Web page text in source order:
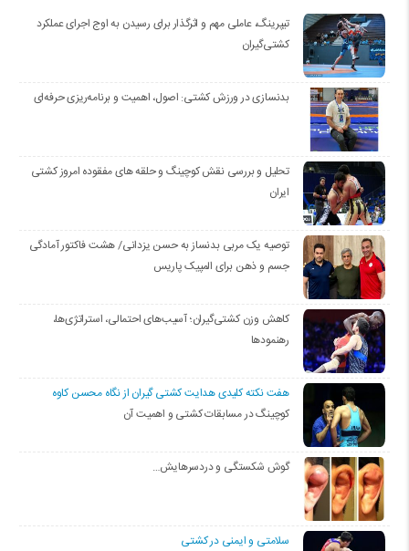
تیپرینگ، عاملی مهم و اثرگذار برای رسیدن به اوج اجرای عملکرد
کشتی‌گیران
بدنسازی در ورزش کشتی: اصول، اهمیت و برنامه‌ریزی حرفه‌ای
تحلیل و بررسی نقش کوچینگ و حلقه های مفقوده امروز کشتی
ایران
توصیه یک مربی بدنساز به حسن یزدانی/ هشت فاکتور آمادگی
جسم و ذهن برای المپیک پاریس
کاهش وزن کشتی‌گیران؛ آسیب‌های احتمالی، استراتژی‌ها،
رهنمودها
هفت نکته کلیدی هدایت کشتی گیران از نگاه محسن کاوه
کوچینگ در مسابقات کشتی و اهمیت آن
گوش شکستگی و دردسرهایش…
سلامتی و ایمنی در کشتی